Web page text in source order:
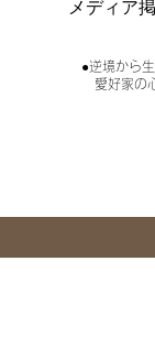
メディア
●逆境から
愛好家の